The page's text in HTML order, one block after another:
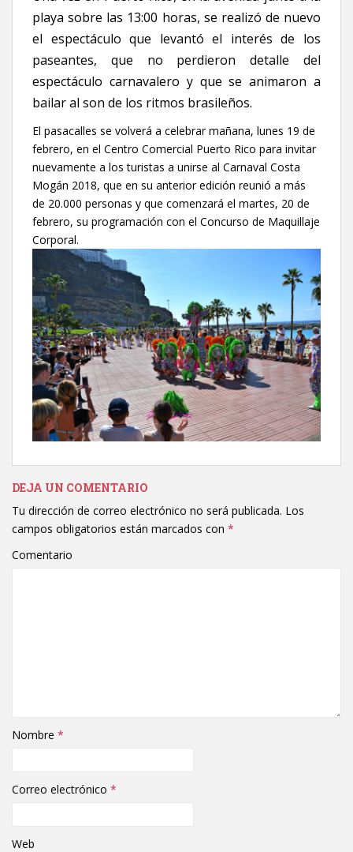
playa sobre las 13:00 horas, se realizó de nuevo
el espectáculo que levantó el interés de los
paseantes, que no perdieron detalle del
espectáculo carnavalero y que se animaron a
bailar al son de los ritmos brasileños.
El pasacalles se volverá a celebrar mañana, lunes 19 de
febrero, en el Centro Comercial Puerto Rico para invitar
nuevamente a los turistas a unirse al Carnaval Costa
Mogán 2018, que en su anterior edición reunió a más
de 20.000 personas y que comenzará el martes, 20 de
febrero, su programación con el Concurso de Maquillaje
Corporal.
DEJA UN COMENTARIO
Tu dirección de correo electrónico no será publicada. Los
campos obligatorios están marcados con *
Comentario
Nombre *
Correo electrónico *
Web